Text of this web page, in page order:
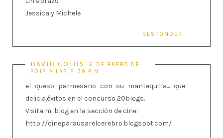
Jessica y Michele
RESPONDER
DAVID COTOS
6 DE ENERO DE
2012 A LAS 2:39 P.M.
el queso parmesano con su mantequilla... que
delicia.éxitos en el concurso 20blogs.
Visita mi blog en la sección de cine:
http://cineparausarelcerebro.blogspot.com/